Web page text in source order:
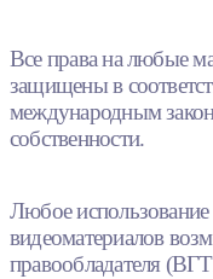
Все права на любые
защищены в
международным
собственности.
Любое
видеоматериалов
правообладателя